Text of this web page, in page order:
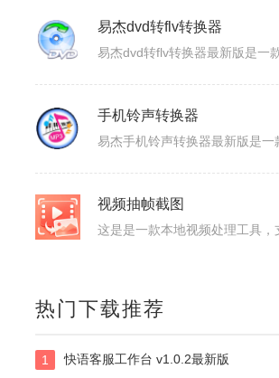
ColorSPY
易杰dvd转flv转换器
手机铃声转换器
热门下载推荐
1 快语客服工作台 v1.0.2最新版